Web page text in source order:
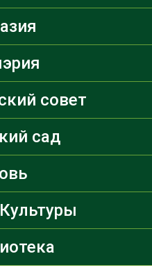
совет
сад